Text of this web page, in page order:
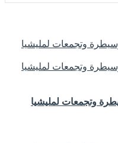
وتجمعات لمليشيا